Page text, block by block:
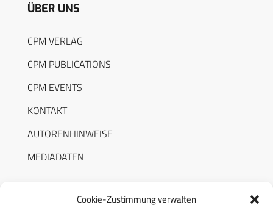
Cookie-Zustimmung verwalten
ÜBER UNS
CPM VERLAG
CPM PUBLICATIONS
CPM EVENTS
KONTAKT
AUTORENHINWEISE
MEDIADATEN